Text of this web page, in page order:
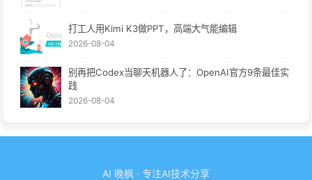
打工人用Kimi K3做PPT，高端大气能编辑
2026-08-04
别再把Codex当聊天机器人了：OpenAI官方9条最佳实
践
2026-08-04
AI 晚枫 · 专注AI技术分享